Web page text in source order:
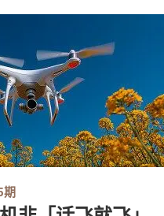
期